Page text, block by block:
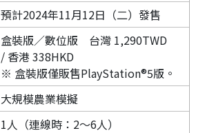
預計2024年11月12日（二）發售
盒裝版／數位版 台灣 1,290TWD
/ 香港 338HKD
※ 盒裝版僅販售PlayStation®5版。
大規模農業模擬
1人（連線時：2～6人）